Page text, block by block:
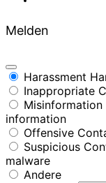
Melden
Harassment
Inappropriate
Misinformation
information
Offensive
Suspicious
malware
Andere